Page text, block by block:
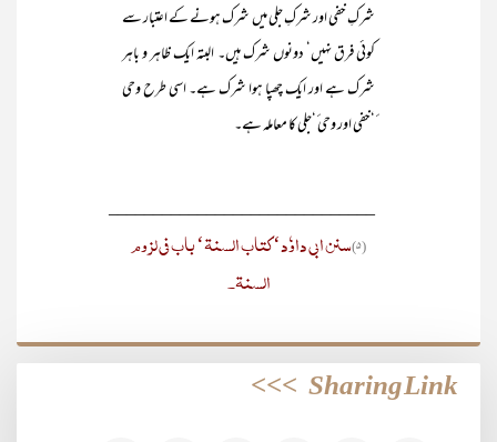
شرکِ خفی اور شرکِ جلی میں شرک ہونے کے اعتبار سے
کوئی فرق نہیں‘ دونوں شرک ہیں۔ البتہ ایک ظاہر و باہر
شرک ہے اور ایک چھپا ہوا شرک ہے۔ اسی طرح وحی
ٔ‘خفی اور وحی ٔ‘جلی کا معاملہ ہے۔
______________________________
(۵) سنن ابی داوٗد‘ کتاب السنۃ‘ باب فی لزوم
السنۃ۔
Sharing Link
>>>